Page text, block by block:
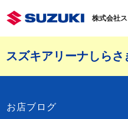
株式会社
スズキアリーナしらさ
お店ブログ